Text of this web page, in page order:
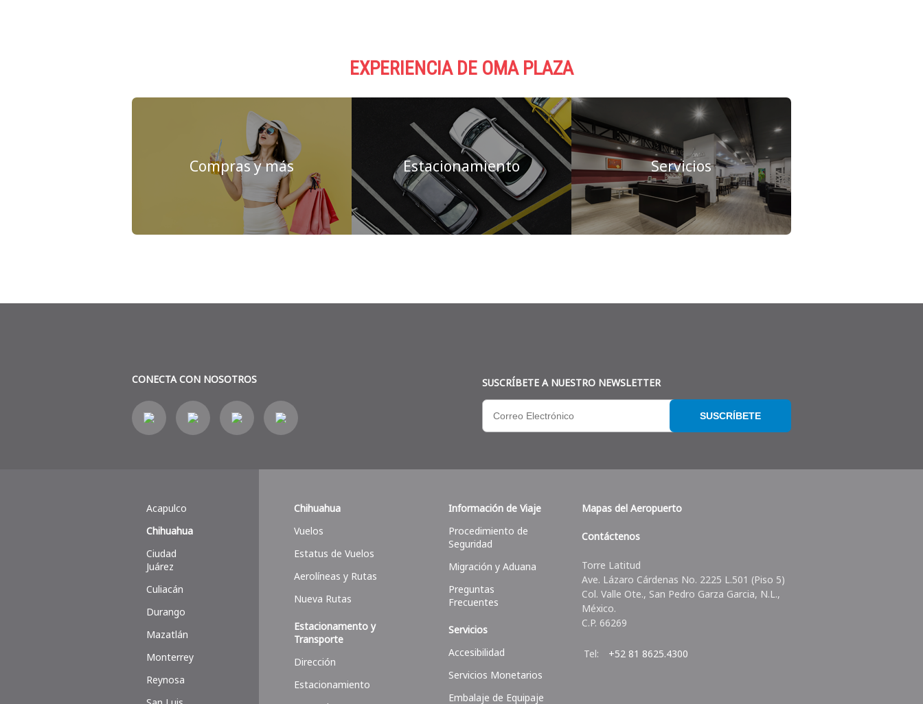
EXPERIENCIA DE OMA PLAZA
Compras y más Estacionamiento Servicios
CONECTA CON NOSOTROS SUSCRÍBETE A NUESTRO NEWSLETTER
SUSCRÍBETE
Acapulco
Chihuahua
Ciudad
Juárez
Culiacán
Durango
Mazatlán
Monterrey
Reynosa
Chihuahua
Vuelos
Estatus de Vuelos
Aerolíneas y Rutas
Nueva Rutas
Estacionamento y
Transporte
Dirección
Estacionamiento
Información de Viaje
Procedimiento de
Seguridad
Migración y Aduana
Preguntas
Frecuentes
Servicios
Accesibilidad
Servicios Monetarios
Embalaje de Equipaje
Mapas del Aeropuerto
Contáctenos
Torre Latitud
Ave. Lázaro Cárdenas No. 2225 L.501 (Piso 5)
Col. Valle Ote., San Pedro Garza Garcia, N.L.,
México.
C.P. 66269
Tel: +52 81 8625.4300